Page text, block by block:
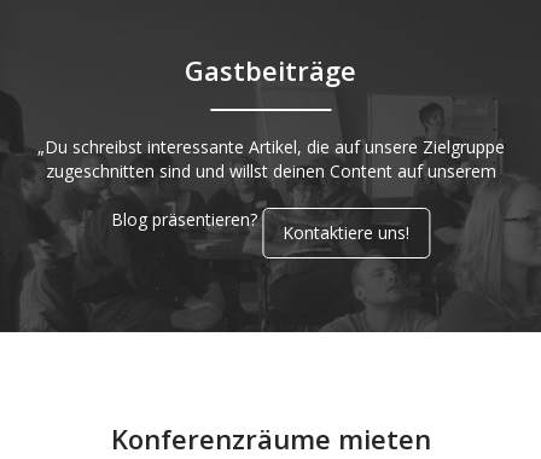
Gastbeiträge
„Du schreibst interessante Artikel, die auf unsere Zielgruppe
zugeschnitten sind und willst deinen Content auf unserem
Blog präsentieren?
Kontaktiere uns!
Konferenzräume mieten